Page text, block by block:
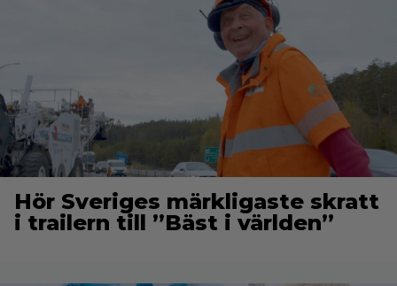
Hör Sveriges märkligaste skratt
i trailern till ”Bäst i världen”